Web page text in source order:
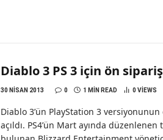
Diablo 3 PS 3 için ön
30 NISAN 2013 0 1 MIN READ 0 VIEWS
Diablo 3’ün PlayStation 3
açıldı. PS4’ün Mart ayında